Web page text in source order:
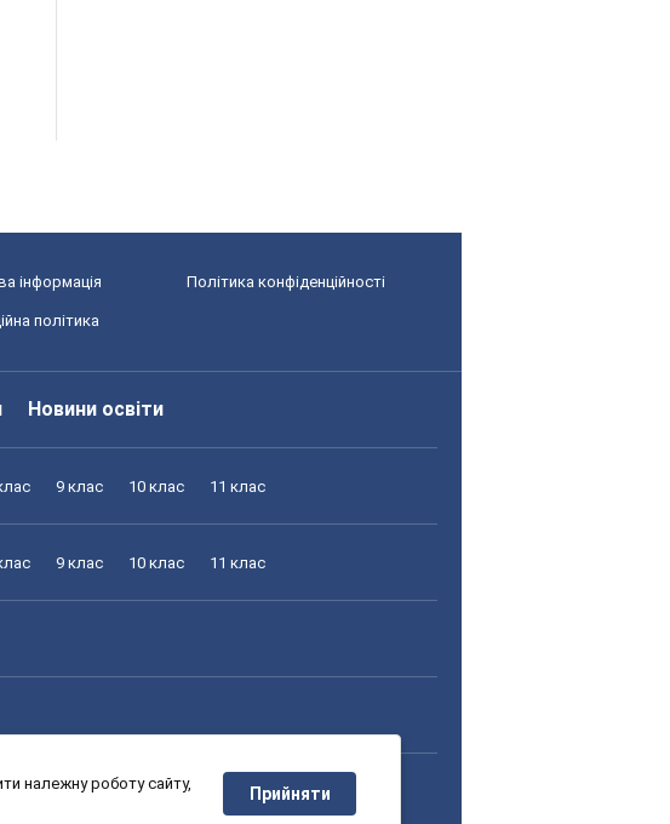
інформація Політика конфіденційності
політика
Новини освіти
9 клас 10 клас 11 клас
9 клас 10 клас 11 клас
9 клас 10 клас 11 клас
належну роботу сайту,
Прийняти